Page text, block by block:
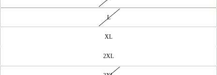
L
XL
2XL